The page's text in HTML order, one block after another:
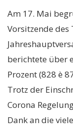
Am 17. Mai
Vorsitzende des
berichtete über
Prozent (828 è
Trotz der
Corona
Dank an die